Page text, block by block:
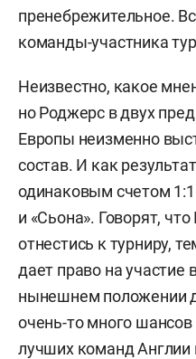
пренебрежительное.
команды-участника
Неизвестно, какое
но Роджерс в двух
Европы неизменно
состав. И как
одинаковым счетом
и «Сьона». Говорят,
отнестись к турниру,
дает право на
нынешнем положении
очень-то много шансов
лучших команд Англии